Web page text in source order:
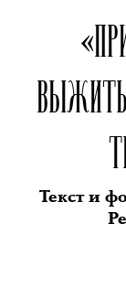
Текст и